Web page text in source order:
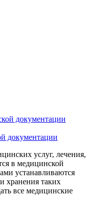
документации
услуг, лечения,
в медицинской
устанавливаются
хранения таких
все медицинские